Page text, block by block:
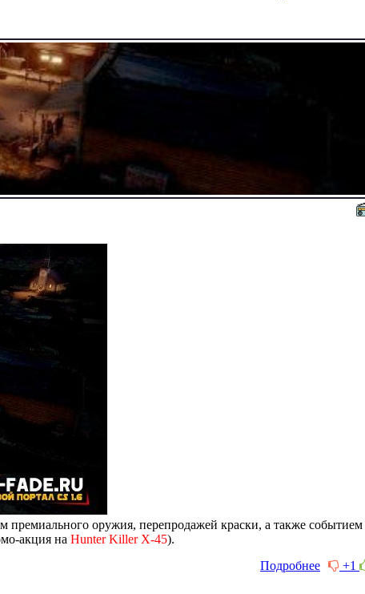
премиального оружия, перепродажей краски, а также событием
акция на Hunter Killer X-45).
+1
Подробнее